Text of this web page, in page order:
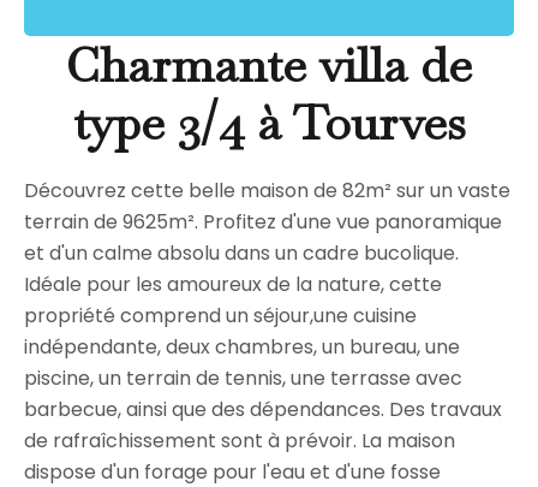
Charmante villa de
type 3/4 à Tourves
Découvrez cette belle maison de 82m² sur un vaste
terrain de 9625m². Profitez d'une vue panoramique
et d'un calme absolu dans un cadre bucolique.
Idéale pour les amoureux de la nature, cette
propriété comprend un séjour,une cuisine
indépendante, deux chambres, un bureau, une
piscine, un terrain de tennis, une terrasse avec
barbecue, ainsi que des dépendances. Des travaux
de rafraîchissement sont à prévoir. La maison
dispose d'un forage pour l'eau et d'une fosse